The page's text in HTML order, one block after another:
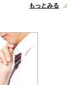
もっとみる